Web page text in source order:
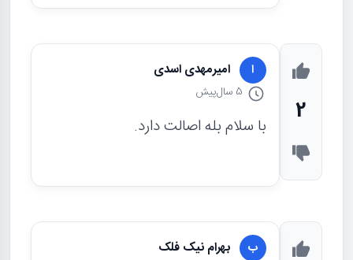
2
ا امیرمهدی اسدی
5 سال پیش
با سلام بله اصالت دارد.
ب بهرام نیک فلک